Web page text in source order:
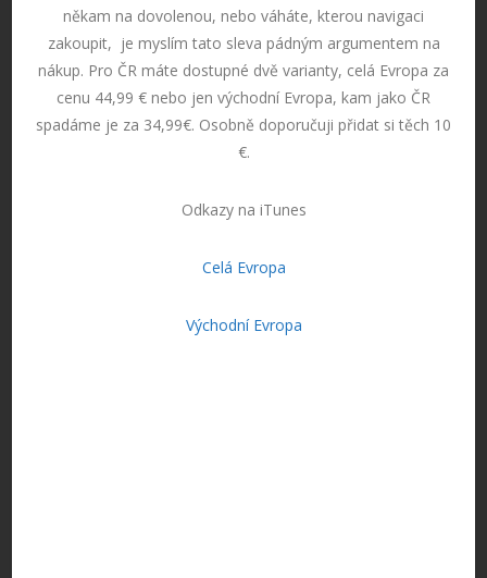
někam na dovolenou, nebo váháte, kterou navigaci
zakoupit, je myslím tato sleva pádným argumentem na
nákup. Pro ČR máte dostupné dvě varianty, celá Evropa za
cenu 44,99 € nebo jen východní Evropa, kam jako ČR
spadáme je za 34,99€. Osobně doporučuji přidat si těch 10
€.
Odkazy na iTunes
Celá Evropa
Východní Evropa